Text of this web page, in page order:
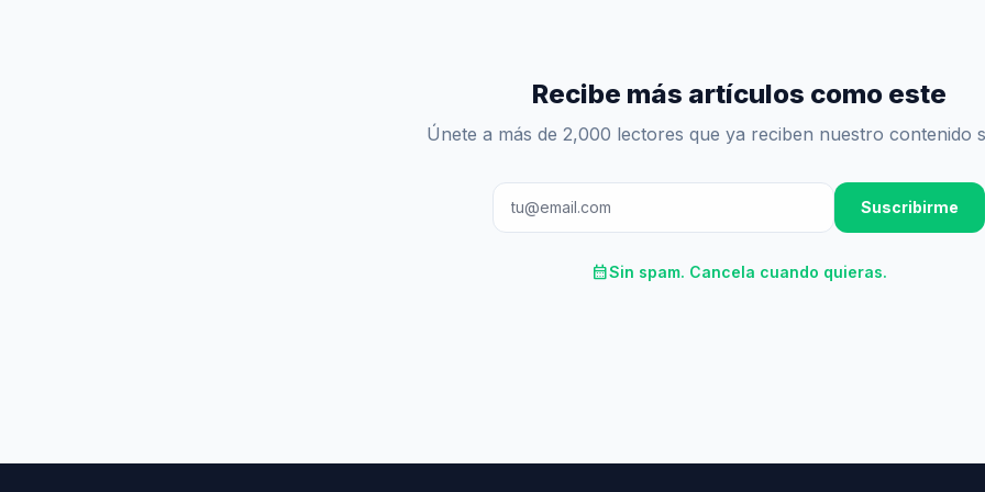
Recibe más artículos como este
Únete a más de 2,000 lectores que ya reciben nuestro contenido
Suscribirme
calendar_monthSin spam. Cancela cuando quieras.